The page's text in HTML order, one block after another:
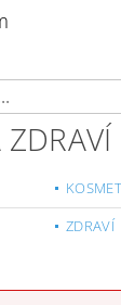
ZDRAVÍ
ZDRAVÍ